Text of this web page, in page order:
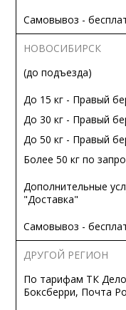
Самовывоз -
НОВОСИБИРСК
(до подъезда)
До 15 кг - Правый
До 30 кг - Правый
До 50 кг - Правый
Более 50 кг по
Дополнительные
"Доставка"
Самовывоз -
ДРУГОЙ РЕГИОН
По тарифам ТК
Боксберри, Почта